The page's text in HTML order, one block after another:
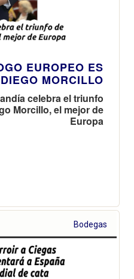
EUROPEO ES
MORCILLO
celebra el triunfo
Morcillo, el mejor de
Europa
Bodegas